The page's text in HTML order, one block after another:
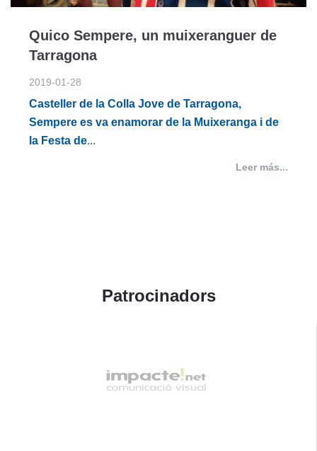
Quico Sempere, un muixeranguer de
Tarragona
2019-01-28
Casteller de la Colla Jove de Tarragona,
Sempere es va enamorar de la Muixeranga i de
la Festa de...
Leer más...
Patrocinadors